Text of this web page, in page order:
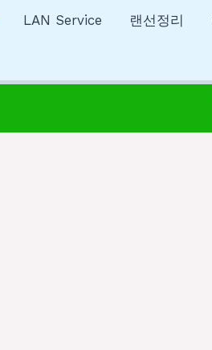
LAN Service 랜선정리